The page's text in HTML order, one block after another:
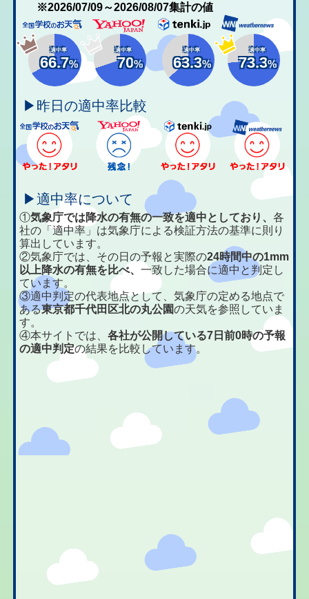
※2026/07/09～2026/08/07集計の値
適中率
66.7%
適中率
70%
適中率
63.3%
適中率
73.3%
▶昨日の適中率比較
▶適中率について
①気象庁では降水の有無の一致を適中としており、各
社の「適中率」は気象庁による検証方法の基準に則り
算出しています。
②気象庁では、その日の予報と実際の24時間中の1mm
以上降水の有無を比べ、一致した場合に適中と判定し
ています。
③適中判定の代表地点として、気象庁の定める地点で
ある東京都千代田区北の丸公園の天気を参照していま
す。
④本サイトでは、各社が公開している7日前0時の予報
の適中判定の結果を比較しています。